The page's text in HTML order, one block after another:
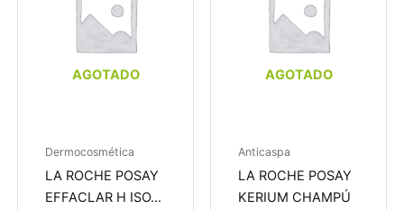
AGOTADO
Dermocosmética
LA ROCHE POSAY
EFFACLAR H ISO…
AGOTADO
Anticaspa
LA ROCHE POSAY
KERIUM CHAMPÚ